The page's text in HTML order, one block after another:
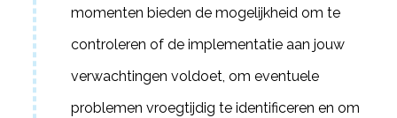
momenten bieden de mogelijkheid om te
controleren of de implementatie aan jouw
verwachtingen voldoet, om eventuele
problemen vroegtijdig te identificeren en om